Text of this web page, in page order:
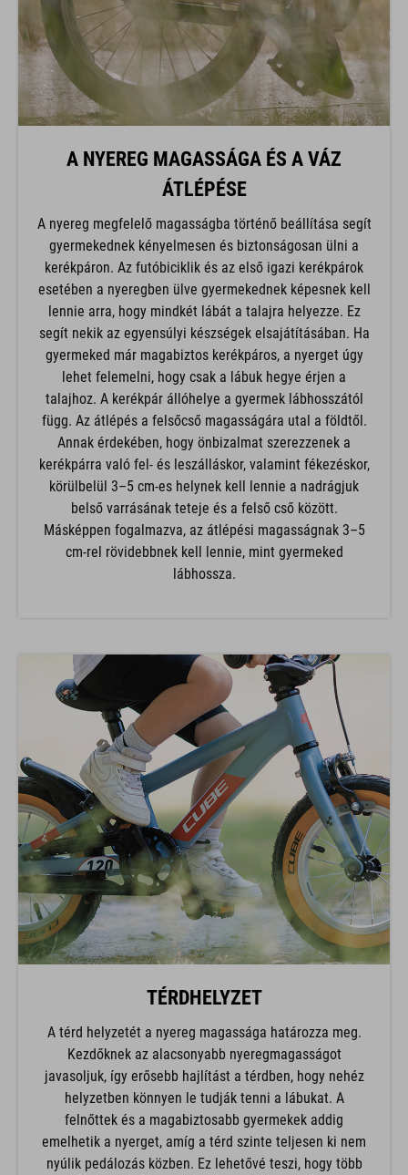
A NYEREG MAGASSÁGA ÉS A VÁZ
ÁTLÉPÉSE
A nyereg megfelelő magasságba történő beállítása segít
gyermekednek kényelmesen és biztonságosan ülni a
kerékpáron. Az futóbiciklik és az első igazi kerékpárok
esetében a nyeregben ülve gyermekednek képesnek kell
lennie arra, hogy mindkét lábát a talajra helyezze. Ez
segít nekik az egyensúlyi készségek elsajátításában. Ha
gyermeked már magabiztos kerékpáros, a nyerget úgy
lehet felemelni, hogy csak a lábuk hegye érjen a
talajhoz. A kerékpár állóhelye a gyermek lábhosszától
függ. Az átlépés a felsőcső magasságára utal a földtől.
Annak érdekében, hogy önbizalmat szerezzenek a
kerékpárra való fel- és leszálláskor, valamint fékezéskor,
körülbelül 3–5 cm-es helynek kell lennie a nadrágjuk
belső varrásának teteje és a felső cső között.
Másképpen fogalmazva, az átlépési magasságnak 3–5
cm-rel rövidebbnek kell lennie, mint gyermeked
lábhossza.
TÉRDHELYZET
A térd helyzetét a nyereg magassága határozza meg.
Kezdőknek az alacsonyabb nyeregmagasságot
javasoljuk, így erősebb hajlítást a térdben, hogy nehéz
helyzetben könnyen le tudják tenni a lábukat. A
felnőttek és a magabiztosabb gyermekek addig
emelhetik a nyerget, amíg a térd szinte teljesen ki nem
nyúlik pedálozás közben. Ez lehetővé teszi, hogy több